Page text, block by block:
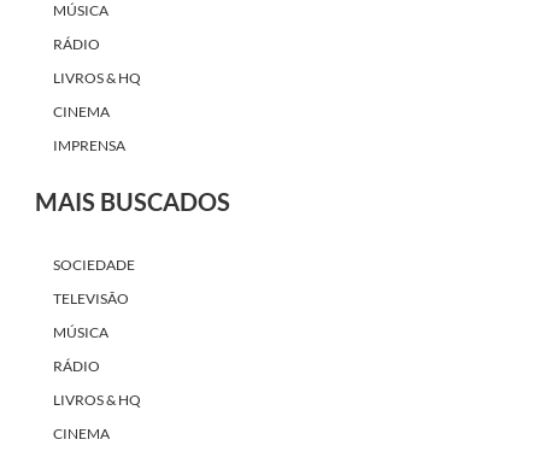
MÚSICA
RÁDIO
LIVROS & HQ
CINEMA
IMPRENSA
MAIS BUSCADOS
SOCIEDADE
TELEVISÃO
MÚSICA
RÁDIO
LIVROS & HQ
CINEMA